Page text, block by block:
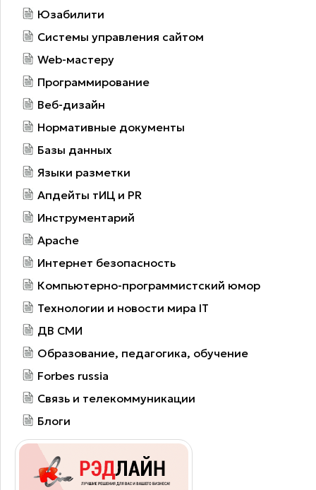
Юзабилити
Системы управления сайтом
Web-мастеру
Программирование
Веб-дизайн
Нормативные документы
Базы данных
Языки разметки
Апдейты тИЦ и PR
Инструментарий
Apache
Интернет безопасность
Компьютерно-программистский юмор
Технологии и новости мира IT
ДВ СМИ
Образование, педагогика, обучение
Forbes russia
Связь и телекоммуникации
Блоги